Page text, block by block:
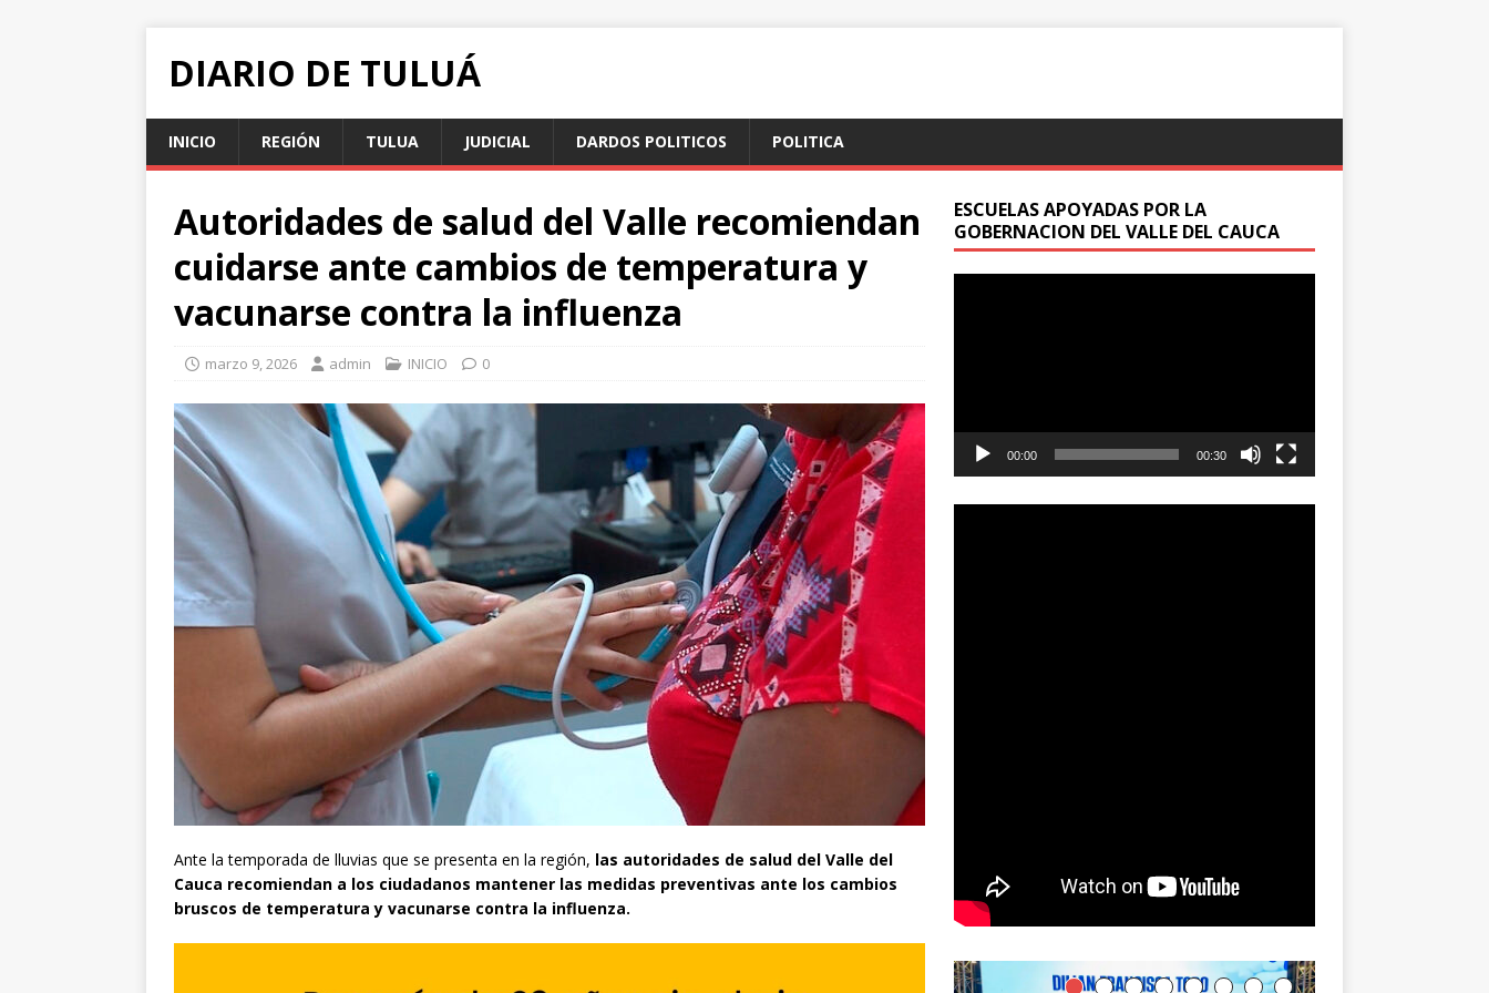
DIARIO DE TULUÁ
INICIO REGIÓN TULUA JUDICIAL DARDOS POLITICOS POLITICA
Autoridades de salud del Valle recomiendan
cuidarse ante cambios de temperatura y
vacunarse contra la influenza
marzo 9, 2026 admin INICIO 0
Ante la temporada de lluvias que se presenta en la región, las autoridades de salud del Valle del
Cauca recomiendan a los ciudadanos mantener las medidas preventivas ante los cambios
bruscos de temperatura y vacunarse contra la influenza.
ESCUELAS APOYADAS POR LA
GOBERNACION DEL VALLE DEL CAUCA
00:00 00:30